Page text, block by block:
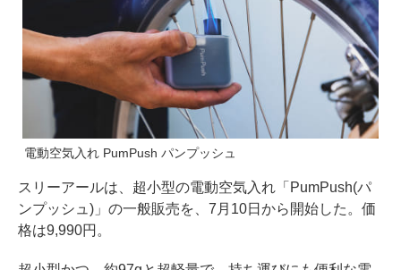
電動空気入れ PumPush パンプッシュ
スリーアールは、超小型の電動空気入れ「PumPush(パ
ンプッシュ)」の一般販売を、7月10日から開始した。価
格は9,990円。